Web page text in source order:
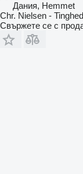
Дания, Hemmet
Chr. Nielsen -
Свържете се с